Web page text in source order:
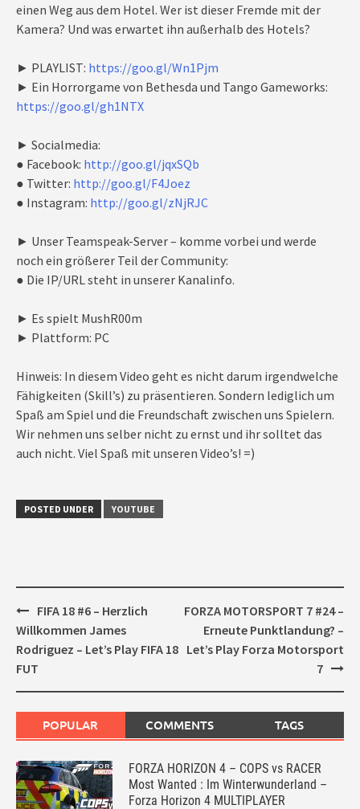
einen Weg aus dem Hotel. Wer ist dieser Fremde mit der
Kamera? Und was erwartet ihn außerhalb des Hotels?
► PLAYLIST: https://goo.gl/Wn1Pjm
► Ein Horrorgame von Bethesda und Tango Gameworks:
https://goo.gl/gh1NTX
► Socialmedia:
● Facebook: http://goo.gl/jqxSQb
● Twitter: http://goo.gl/F4Joez
● Instagram: http://goo.gl/zNjRJC
► Unser Teamspeak-Server – komme vorbei und werde
noch ein größerer Teil der Community:
● Die IP/URL steht in unserer Kanalinfo.
► Es spielt MushR00m
► Plattform: PC
Hinweis: In diesem Video geht es nicht darum irgendwelche
Fähigkeiten (Skill’s) zu präsentieren. Sondern lediglich um
Spaß am Spiel und die Freundschaft zwischen uns Spielern.
Wir nehmen uns selber nicht zu ernst und ihr solltet das
auch nicht. Viel Spaß mit unseren Video’s! =)
POSTED UNDER YOUTUBE
Post
navigation
FIFA 18 #6 – Herzlich
Willkommen James
Rodriguez – Let’s Play FIFA 18
FUT
FORZA MOTORSPORT 7 #24 –
Erneute Punktlandung? –
Let’s Play Forza Motorsport
7
POPULAR COMMENTS TAGS
FORZA HORIZON 4 – COPS vs RACER
Most Wanted : Im Winterwunderland –
Forza Horizon 4 MULTIPLAYER